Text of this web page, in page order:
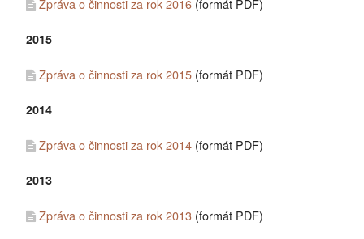
Zpráva o činnosti za rok 2016 (formát PDF)
2015
Zpráva o činnosti za rok 2015 (formát PDF)
2014
Zpráva o činnosti za rok 2014 (formát PDF)
2013
Zpráva o činnosti za rok 2013 (formát PDF)